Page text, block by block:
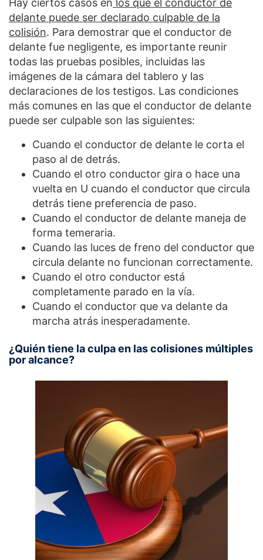
Hay ciertos casos en los que el conductor de
delante puede ser declarado culpable de la
colisión. Para demostrar que el conductor de
delante fue negligente, es importante reunir
todas las pruebas posibles, incluidas las
imágenes de la cámara del tablero y las
declaraciones de los testigos. Las condiciones
más comunes en las que el conductor de delante
puede ser culpable son las siguientes:
Cuando el conductor de delante le corta el
paso al de detrás.
Cuando el otro conductor gira o hace una
vuelta en U cuando el conductor que circula
detrás tiene preferencia de paso.
Cuando el conductor de delante maneja de
forma temeraria.
Cuando las luces de freno del conductor que
circula delante no funcionan correctamente.
Cuando el otro conductor está
completamente parado en la vía.
Cuando el conductor que va delante da
marcha atrás inesperadamente.
¿Quién tiene la culpa en las colisiones múltiples
por alcance?